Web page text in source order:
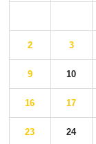
2 3
9 10
16 17
23 24